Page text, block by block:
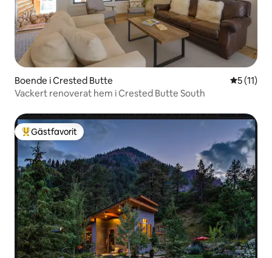
Boende i Crested Butte 5 av 5 i
5 (11)
Vackert renoverat hem i Crested Butte South
Populär gästfavorit
Gästfavorit